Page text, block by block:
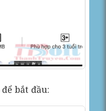
để bắt đầu: